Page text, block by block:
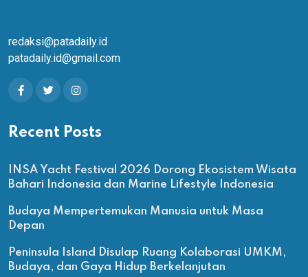
redaksi@patadaily.id
patadaily.id@gmail.com
Recent Posts
INSA Yacht Festival 2026 Dorong Ekosistem Wisata
Bahari Indonesia dan Marine Lifestyle Indonesia
Budaya Mempertemukan Manusia untuk Masa
Depan
Peninsula Island Disulap Ruang Kolaborasi UMKM,
Budaya, dan Gaya Hidup Berkelanjutan